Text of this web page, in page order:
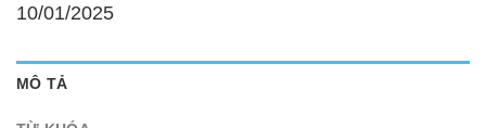
10/01/2025
MÔ TẢ